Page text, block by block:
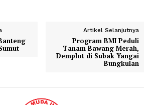
Artikel Selanjutnya
Program BMI Peduli
Tanam Bawang Merah,
Demplot di Subak Yangai
Bungkulan